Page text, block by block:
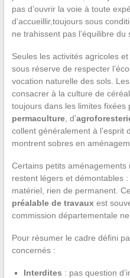
pas d’ouvrir la voie à toute
d’accueillir,toujours sous
ne trahissent pas l’équilibre du
Seules les activités agricoles
sous réserve de respecter
vocation naturelle des sols.
consacrer à la culture de
toujours dans les limites fixées
permaculture, d’
collent généralement à l’esprit
montrent sobres en
Certains petits aménagements
restent légers et démontables
matériel, rien de permanent.
préalable de travauxest
commission départementale
Pour résumer le cadre défini
concernés :
Interdites : pas question